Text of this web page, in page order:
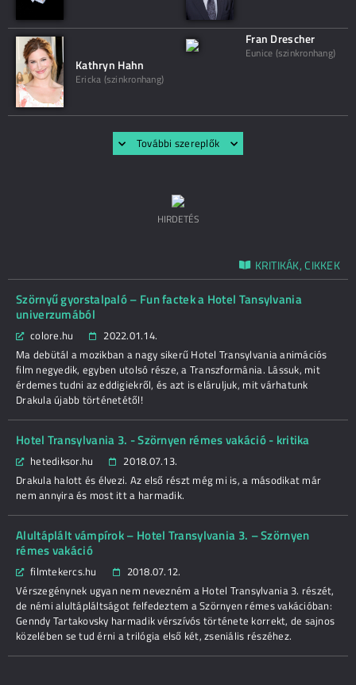
Kathryn Hahn
Ericka (szinkronhang)
Fran Drescher
Eunice (szinkronhang)
További szereplők
HIRDETÉS
KRITIKÁK, CIKKEK
Szörnyű gyorstalpaló – Fun factek a Hotel Tansylvania
univerzumából
colore.hu
2022.01.14.
Ma debütál a mozikban a nagy sikerű Hotel Transylvania animációs
film negyedik, egyben utolsó része, a Transzformánia. Lássuk, mit
érdemes tudni az eddigiekről, és azt is eláruljuk, mit várhatunk
Drakula újabb történetétől!
Hotel Transylvania 3. - Szörnyen rémes vakáció - kritika
hetediksor.hu
2018.07.13.
Drakula halott és élvezi. Az első részt még mi is, a másodikat már
nem annyira és most itt a harmadik.
Alultáplált vámpírok – Hotel Transylvania 3. – Szörnyen
rémes vakáció
filmtekercs.hu
2018.07.12.
Vérszegénynek ugyan nem nevezném a Hotel Transylvania 3. részét,
de némi alultápláltságot felfedeztem a Szörnyen rémes vakációban:
Genndy Tartakovsky harmadik vérszívós története korrekt, de sajnos
közelében se tud érni a trilógia első két, zseniális részéhez.